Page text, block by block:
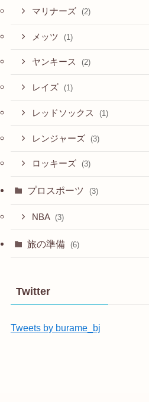
マリナーズ (2)
メッツ (1)
ヤンキース (2)
レイズ (1)
レッドソックス (1)
レンジャーズ (3)
ロッキーズ (3)
プロスポーツ (3)
NBA (3)
旅の準備 (6)
Twitter
Tweets by burame_bj